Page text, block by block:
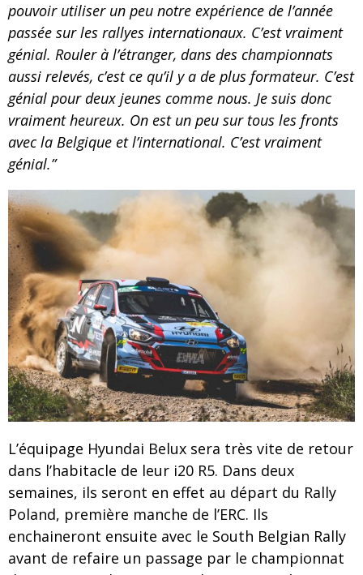
pouvoir utiliser un peu notre expérience de l’année
passée sur les rallyes internationaux. C’est vraiment
génial. Rouler à l’étranger, dans des championnats
aussi relevés, c’est ce qu’il y a de plus formateur. C’est
génial pour deux jeunes comme nous. Je suis donc
vraiment heureux. On est un peu sur tous les fronts
avec la Belgique et l’international. C’est vraiment
génial.”
L’équipage Hyundai Belux sera très vite de retour
dans l’habitacle de leur i20 R5. Dans deux
semaines, ils seront en effet au départ du Rally
Poland, première manche de l’ERC. Ils
enchaineront ensuite avec le South Belgian Rally
avant de refaire un passage par le championnat